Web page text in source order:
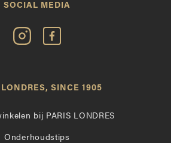
SOCIAL MEDIA
Volg
Paris
Instagram
Vind
op
LONDRES, SINCE 1905
bij PARIS LONDRES
Onderhoudstips